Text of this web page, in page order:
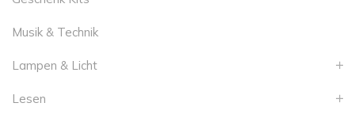
Musik & Technik
Lampen & Licht
Lesen